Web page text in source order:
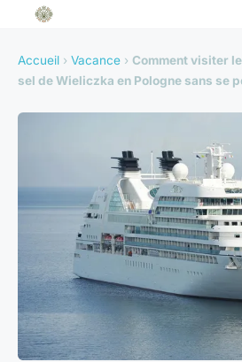
Accueil › Vacance › Comment visiter
sel de Wieliczka en Pologne sans se